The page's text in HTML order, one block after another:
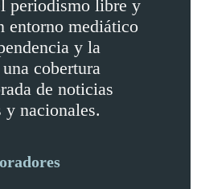
periodismo libre y
entorno mediático
y la
cobertura
de noticias
y nacionales.